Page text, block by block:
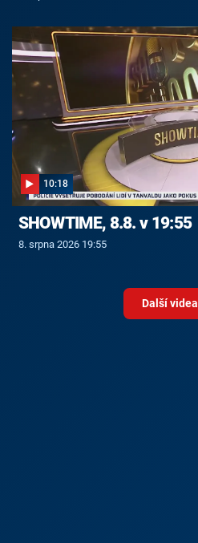
10:18
SHOWTIME, 8.8. v 19:55
8. srpna 2026 19:55
Další videa